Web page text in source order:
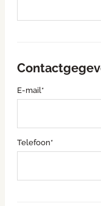
E-mail*
Telefoon*